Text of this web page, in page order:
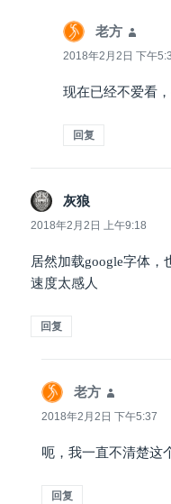
老方
道：
2018年2月2日 下午
现在已经不爱看
回复
灰狼
道：
2018年2月2日 上午9:18
居然加载google字体，
速度太感人
回复
老方
道：
2018年2月2日 下午5:37
呃，我一直不清楚这
回复